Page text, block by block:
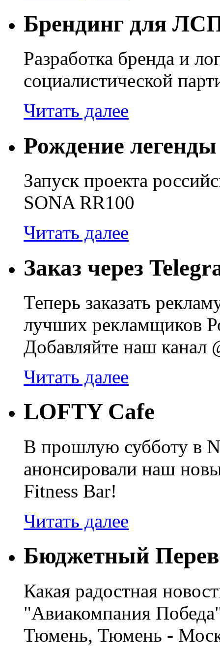
Брендинг для
Разработка бренда и
социалистической
Читать далее
Рождение легенды
Запуск проекта
SONA RR100
Читать далее
Заказ через
Теперь заказать
лучших рекламщиков
Добавляйте наш канал
Читать далее
LOFTY Cafe
В прошлую субботу в
анонсировали наш
Fitness Bar!
Читать далее
Бюджетный
Какая радостная
"Авиакомпания
Тюмень, Тюмень -